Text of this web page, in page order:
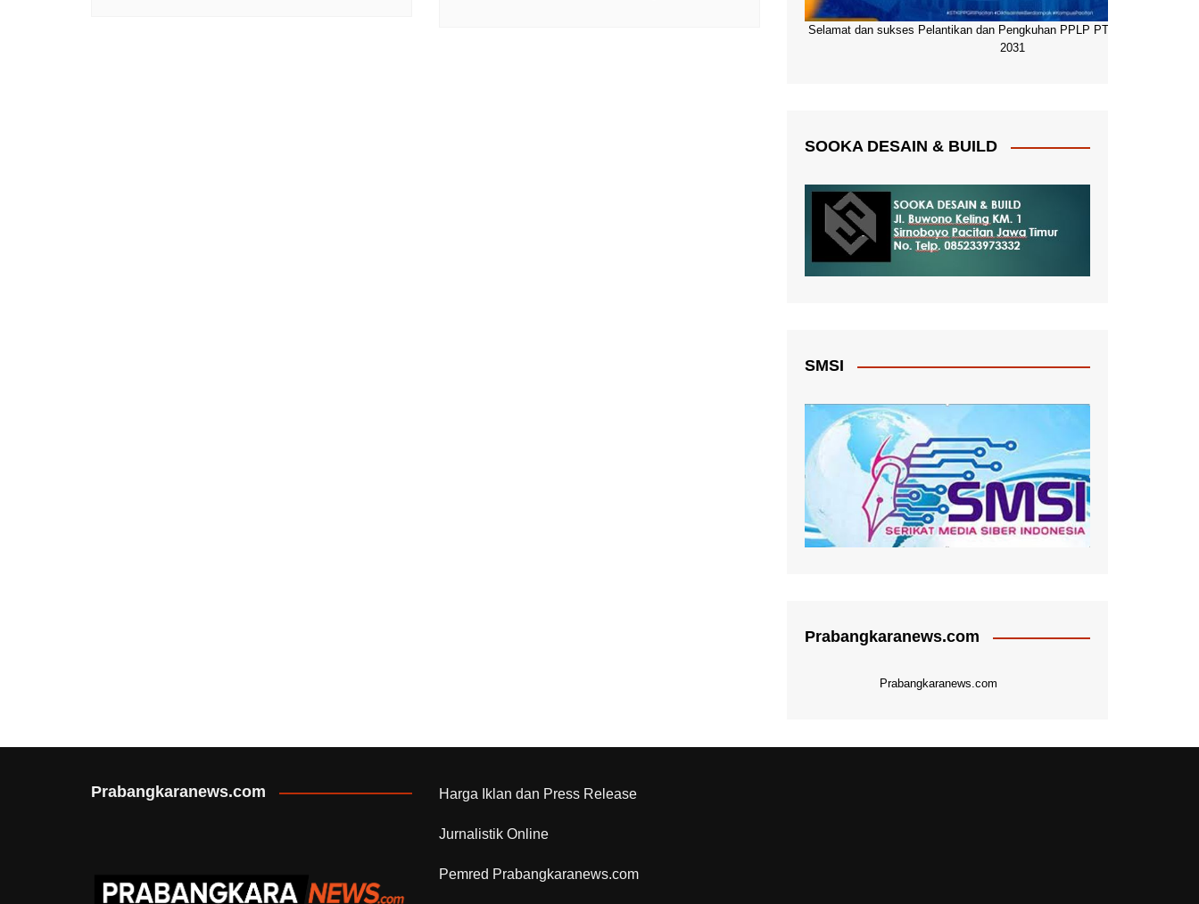
Selamat dan sukses Pelantikan dan Pengkuhan PPLP PT PGRI Pacitan
2031
SOOKA DESAIN & BUILD
SMSI
Prabangkaranews.com
Prabangkaranews.com
Prabangkaranews.com Harga Iklan dan Press Release
Jurnalistik Online
Pemred Prabangkaranews.com